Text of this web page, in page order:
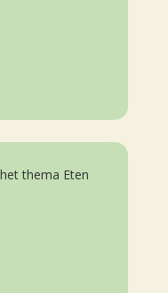
thema Eten